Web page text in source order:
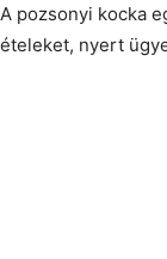
A pozsonyi kocka
ételeket, nyert